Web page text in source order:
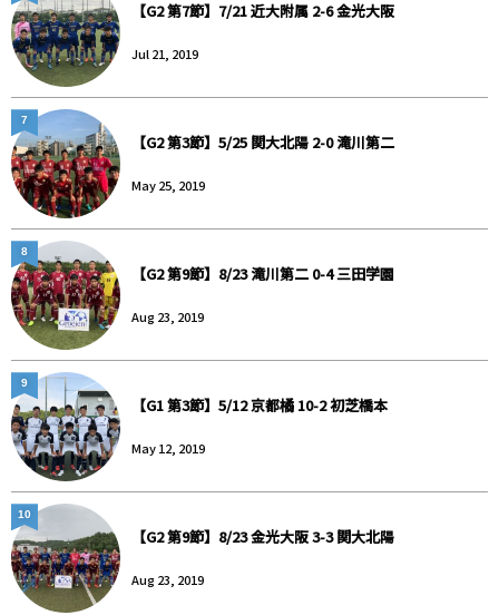
【G2 第7節】7/21 近大附属 2-6 金光大阪
Jul 21, 2019
【G2 第3節】5/25 関大北陽 2-0 滝川第二
May 25, 2019
7
【G2 第9節】8/23 滝川第二 0-4 三田学園
Aug 23, 2019
8
【G1 第3節】5/12 京都橘 10-2 初芝橋本
May 12, 2019
9
【G2 第9節】8/23 金光大阪 3-3 関大北陽
Aug 23, 2019
10